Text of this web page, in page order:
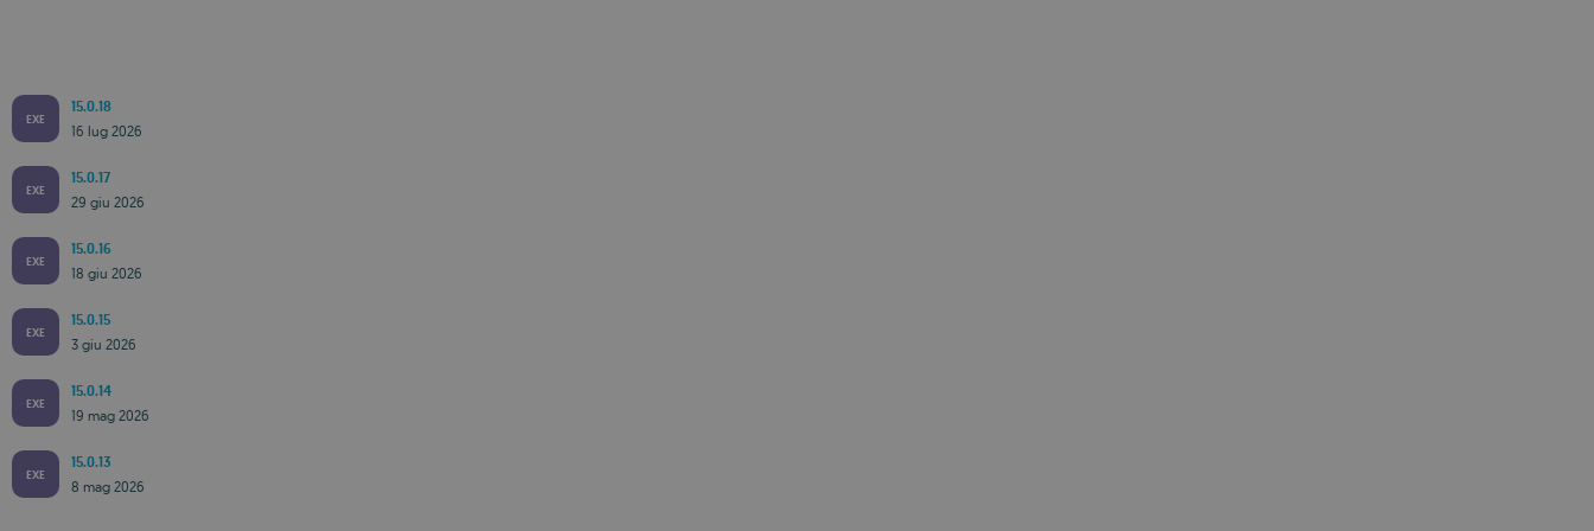
EXE
15.0.18
16 lug 2026
EXE
15.0.17
29 giu 2026
EXE
15.0.16
18 giu 2026
EXE
15.0.15
3 giu 2026
EXE
15.0.14
19 mag 2026
EXE
15.0.13
8 mag 2026